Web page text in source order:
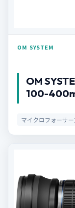
OM SYSTEM
OM
100-
マイクロフォーサ